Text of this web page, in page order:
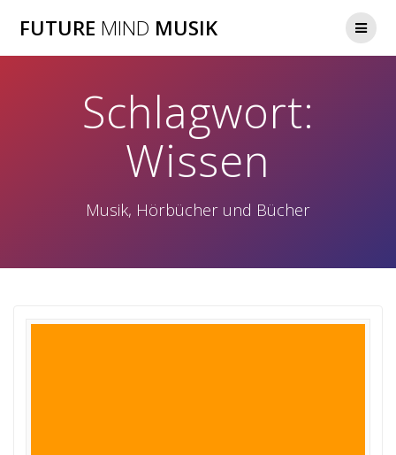
Inhalt
FUTURE MIND MUSIK
Schlagwort:
Wissen
Musik, Hörbücher und Bücher